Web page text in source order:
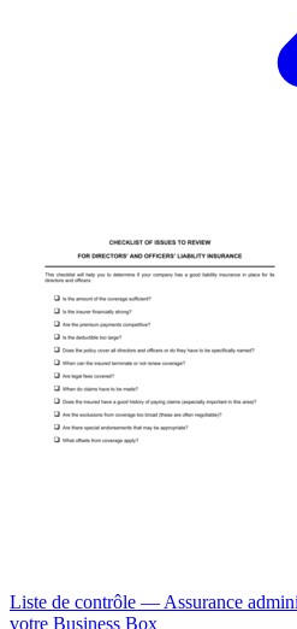
Liste de contrôle — Assurance
votre Business Box